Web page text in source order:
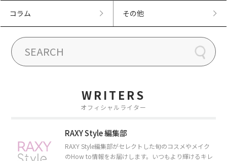
コラム その他
WRITERS
オフィシャルライター
RAXY Style 編集部
RAXY Style編集部がセレクトした旬のコスメやメイク
のHow to情報をお届けします。いつもより輝けるキレ